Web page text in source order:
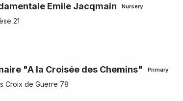
Emile Jacqmain Nursery
21
"A la Croisée des Chemins" Primary
Croix de Guerre 78